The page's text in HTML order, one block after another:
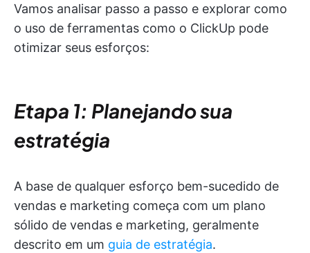
Vamos analisar passo a passo e explorar como
o uso de ferramentas como o ClickUp pode
otimizar seus esforços:
Etapa 1: Planejando sua
estratégia
A base de qualquer esforço bem-sucedido de
vendas e marketing começa com um plano
sólido de vendas e marketing, geralmente
descrito em um guia de estratégia.